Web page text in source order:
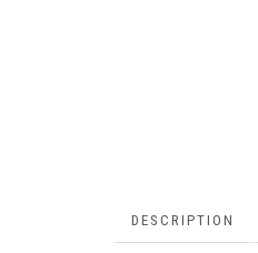
DESCRIPTION